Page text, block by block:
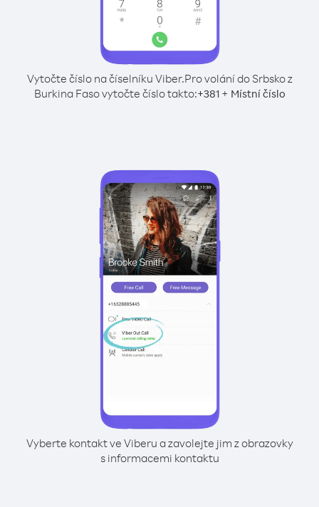
Vytočte číslo na číselníku Viber.Pro volání do Srbsko z
Burkina Faso vytočte číslo takto:+381+ Místní číslo
Vyberte kontakt ve Viberu a zavolejte jim z obrazovky
s informacemi kontaktu